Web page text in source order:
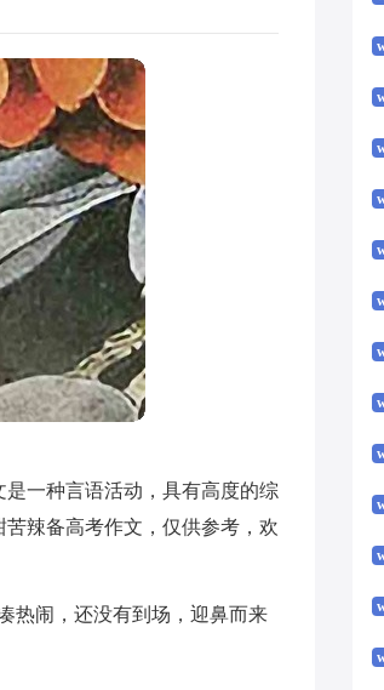
一种言语活动，具有高度的综
辣备高考作文，仅供参考，欢
热闹，还没有到场，迎鼻而来